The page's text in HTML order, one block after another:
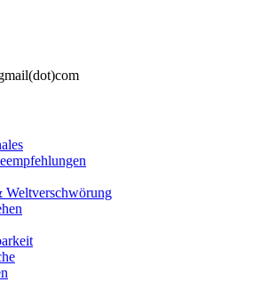
Weltverschwörung